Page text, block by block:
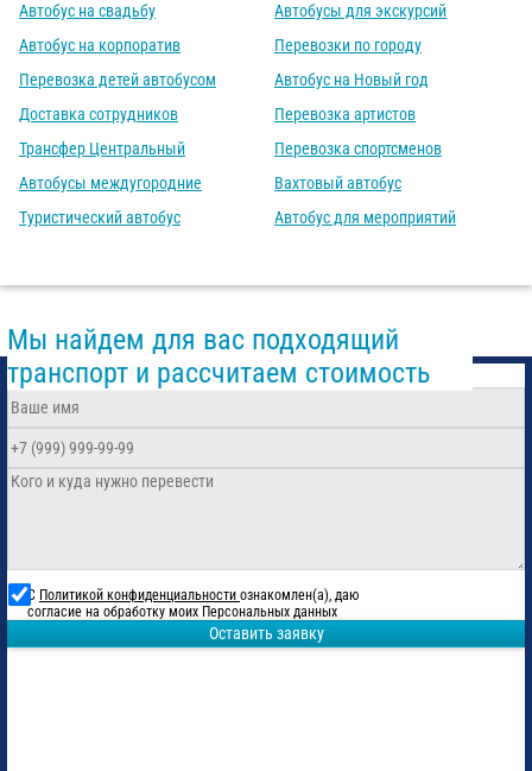
Автобус на свадьбу
Автобус на корпоратив
Перевозка детей автобусом
Доставка сотрудников
Трансфер Центральный
Автобусы междугородние
Туристический автобус
Автобусы для экскурсий
Перевозки по городу
Автобус на Новый год
Перевозка артистов
Перевозка спортсменов
Вахтовый автобус
Автобус для мероприятий
Мы найдем для вас подходящий
транспорт и рассчитаем стоимость
С Политикой конфиденциальности ознакомлен(а), даю
согласие на обработку моих Персональных данных
Оставить заявку